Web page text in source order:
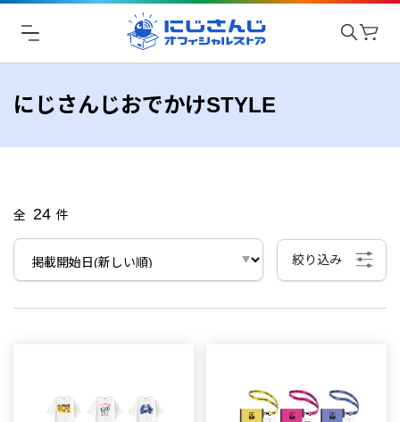
にじさんじおでかけSTYLE
全 24 件
絞り込み